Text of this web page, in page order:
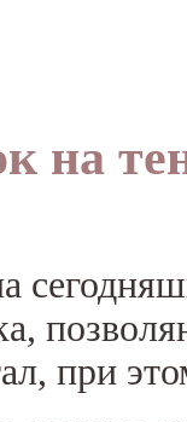
на
при